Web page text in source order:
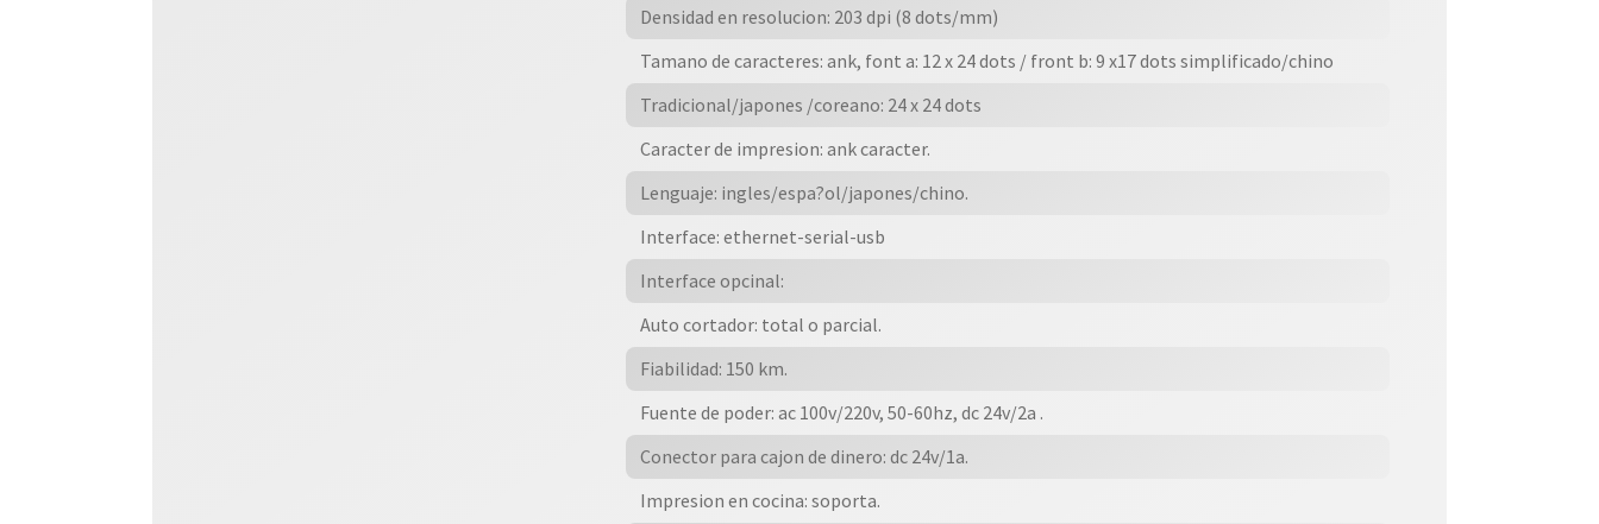
cantidad
Densidad en resolucion: 203 dpi (8 dots/mm)
Tamano de caracteres: ank, font a: 12 x 24 dots / front b: 9 x17 dots simplificado/chino
Tradicional/japones /coreano: 24 x 24 dots
Caracter de impresion: ank caracter.
Lenguaje: ingles/espa?ol/japones/chino.
Interface: ethernet-serial-usb
Interface opcinal:
Auto cortador: total o parcial.
Fiabilidad: 150 km.
Fuente de poder: ac 100v/220v, 50-60hz, dc 24v/2a .
Conector para cajon de dinero: dc 24v/1a.
Impresion en cocina: soporta.